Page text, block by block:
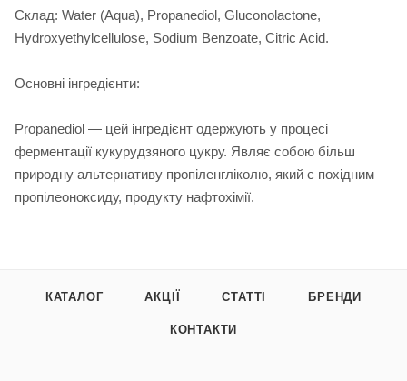
Склад: Water (Aqua), Propanediol, Gluconolactone,
Hydroxyethylcellulose, Sodium Benzoate, Citric Acid.
Основні інгредієнти:
Propanediol — цей інгредієнт одержують у процесі
ферментації кукурудзяного цукру. Являє собою більш
природну альтернативу пропіленгліколю, який є похідним
пропілеоноксиду, продукту нафтохімії.
КАТАЛОГ АКЦІЇ СТАТТІ БРЕНДИ
КОНТАКТИ